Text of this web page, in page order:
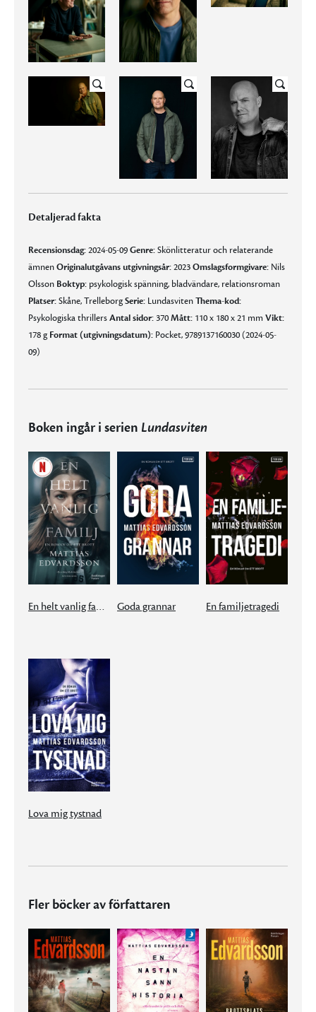
Detaljerad fakta
Recensionsdag:2024-05-09Genre:Skönlitteratur och relaterande
ämnenOriginalutgåvans utgivningsår:2023Omslagsformgivare: Nils
Olsson Boktyp: psykologisk spänning, bladvändare, relationsroman
Platser:Skåne, TrelleborgSerie: LundasvitenThema-kod:
Psykologiska thrillersAntal sidor:370Mått: 110 x 180 x 21 mmVikt:
178 g Format (utgivningsdatum): Pocket, 9789137160030 (2024-05-
09)
Boken ingår i serien Lundasviten
En helt vanlig familj Goda grannar En familjetragedi
Lova mig tystnad
Fler böcker av författaren